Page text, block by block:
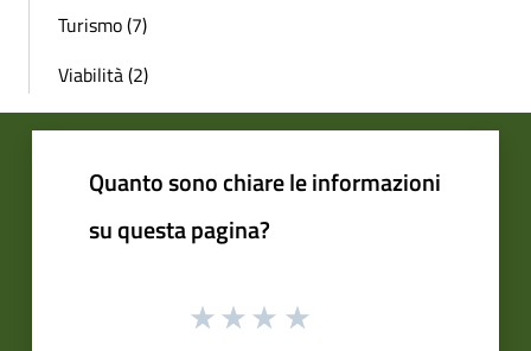
Turismo (7)
Viabilità (2)
Quanto sono chiare le informazioni
su questa pagina?